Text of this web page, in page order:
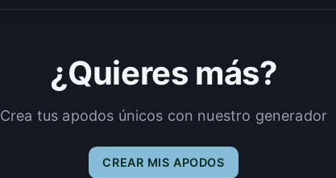
¿Quieres más?
Crea tus apodos únicos con nuestro generador
CREAR MIS APODOS